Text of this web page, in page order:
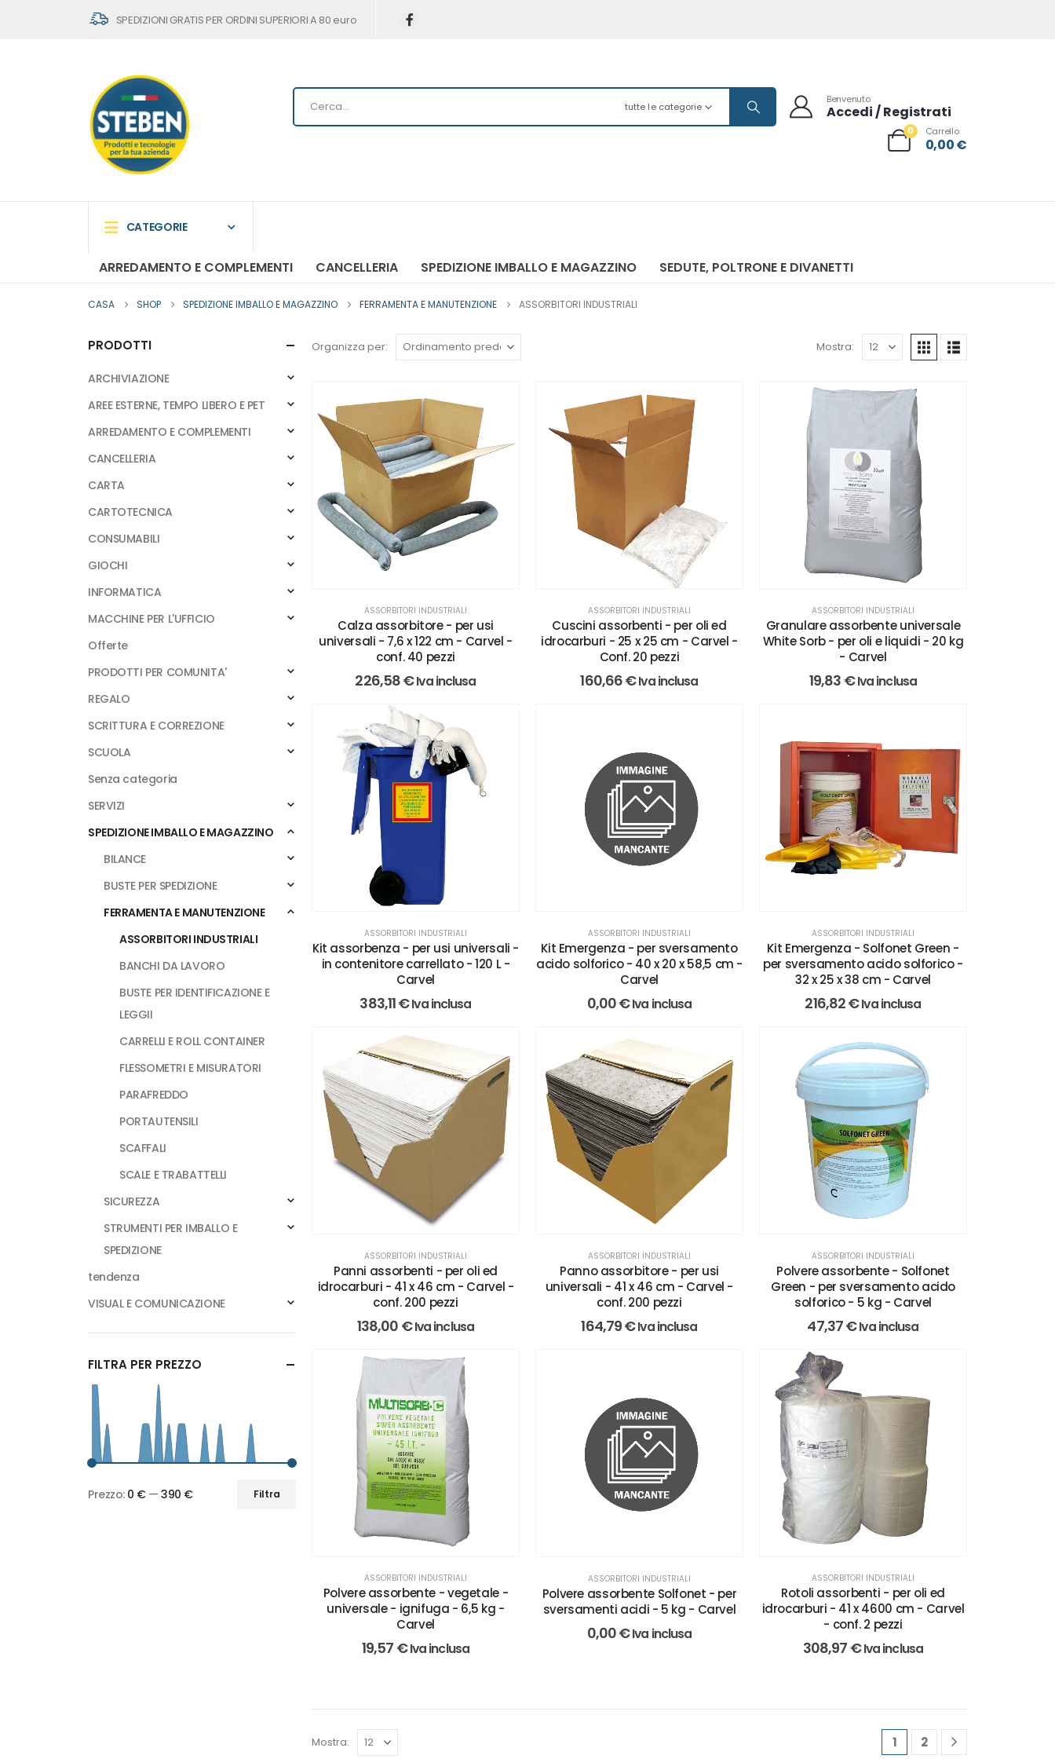
SPEDIZIONI GRATIS PER ORDINI SUPERIORI A 80 euro
tutte le categorie
Benvenuto
Accedi / Registrati
0 Carrello
0,00€
CATEGORIE
ARREDAMENTO E COMPLEMENTI CANCELLERIA SPEDIZIONE IMBALLO E MAGAZZINO SEDUTE, POLTRONE E DIVANETTI
CASA SHOP SPEDIZIONE IMBALLO E MAGAZZINO FERRAMENTA E MANUTENZIONE ASSORBITORI INDUSTRIALI
Organizza per: Mostra:
ASSORBITORI INDUSTRIALI
Calza assorbitore - per usi
universali - 7,6 x 122 cm - Carvel -
conf. 40 pezzi
226,58€Iva inclusa
ASSORBITORI INDUSTRIALI
Cuscini assorbenti - per oli ed
idrocarburi - 25 x 25 cm - Carvel -
Conf. 20 pezzi
160,66€Iva inclusa
ASSORBITORI INDUSTRIALI
Granulare assorbente universale
White Sorb - per oli e liquidi - 20 kg
- Carvel
19,83 €Iva inclusa
ASSORBITORI INDUSTRIALI
Kit assorbenza - per usi universali -
in contenitore carrellato - 120 L -
Carvel
383,11€Iva inclusa
ASSORBITORI INDUSTRIALI
Kit Emergenza - per sversamento
acido solforico - 40 x 20 x 58,5 cm -
Carvel
0,00€Iva inclusa
ASSORBITORI INDUSTRIALI
Kit Emergenza - Solfonet Green -
per sversamento acido solforico -
32 x 25 x 38 cm - Carvel
216,82€Iva inclusa
ASSORBITORI INDUSTRIALI
Panni assorbenti - per oli ed
idrocarburi - 41 x 46 cm - Carvel -
conf. 200 pezzi
138,00 €Iva inclusa
ASSORBITORI INDUSTRIALI
Panno assorbitore - per usi
universali - 41 x 46 cm - Carvel -
conf. 200 pezzi
164,79€Iva inclusa
ASSORBITORI INDUSTRIALI
Polvere assorbente - Solfonet
Green - per sversamento acido
solforico - 5 kg - Carvel
47,37€Iva inclusa
ASSORBITORI INDUSTRIALI
Polvere assorbente - vegetale -
universale - ignifuga - 6,5 kg -
Carvel
19,57 €Iva inclusa
ASSORBITORI INDUSTRIALI
Polvere assorbente Solfonet - per
sversamenti acidi - 5 kg - Carvel
0,00€Iva inclusa
ASSORBITORI INDUSTRIALI
Rotoli assorbenti - per oli ed
idrocarburi - 41 x 4600 cm - Carvel
- conf. 2 pezzi
308,97 €Iva inclusa
Mostra: 1 2
PRODOTTI
ARCHIVIAZIONE
AREE ESTERNE, TEMPO LIBERO E PET
ARREDAMENTO E COMPLEMENTI
CANCELLERIA
CARTA
CARTOTECNICA
CONSUMABILI
GIOCHI
INFORMATICA
MACCHINE PER L'UFFICIO
Offerte
PRODOTTI PER COMUNITA'
REGALO
SCRITTURA E CORREZIONE
SCUOLA
Senza categoria
SERVIZI
SPEDIZIONE IMBALLO E MAGAZZINO
BILANCE
BUSTE PER SPEDIZIONE
FERRAMENTA E MANUTENZIONE
ASSORBITORI INDUSTRIALI
BANCHI DA LAVORO
BUSTE PER IDENTIFICAZIONE E
LEGGII
CARRELLI E ROLL CONTAINER
FLESSOMETRI E MISURATORI
PARAFREDDO
PORTAUTENSILI
SCAFFALI
SCALE E TRABATTELLI
SICUREZZA
STRUMENTI PER IMBALLO E
SPEDIZIONE
tendenza
VISUAL E COMUNICAZIONE
FILTRA PER PREZZO
Filtra
Prezzo: 0 €—390 €